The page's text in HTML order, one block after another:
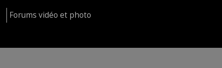
Forums vidéo et photo